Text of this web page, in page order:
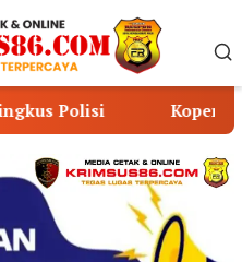
Koperasi PWDPI dan APJI